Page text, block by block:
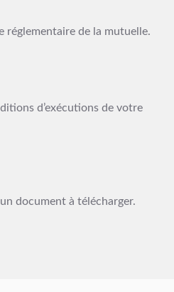
réglementaire de la mutuelle.
d’exécutions de votre
document à télécharger.